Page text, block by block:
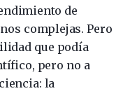
de
complejas. Pero
que podía
pero no a
la